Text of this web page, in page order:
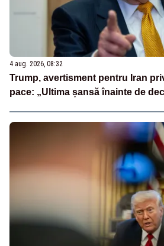
4 aug. 2026, 08:32
Trump, avertisment pentru Iran
pace: „Ultima șansă înainte de